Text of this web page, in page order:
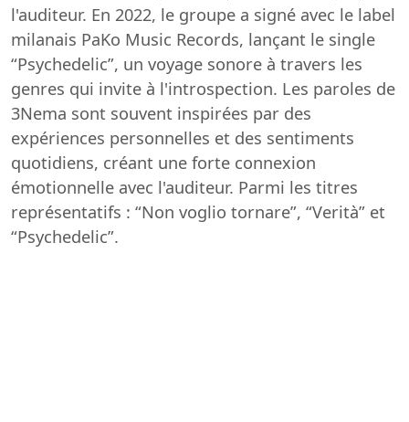
l'auditeur. En 2022, le groupe a signé avec le label
milanais PaKo Music Records, lançant le single
“Psychedelic”, un voyage sonore à travers les
genres qui invite à l'introspection. Les paroles de
3Nema sont souvent inspirées par des
expériences personnelles et des sentiments
quotidiens, créant une forte connexion
émotionnelle avec l'auditeur. Parmi les titres
représentatifs : “Non voglio tornare”, “Verità” et
“Psychedelic”.